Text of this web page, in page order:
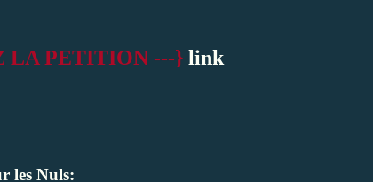
LA PETITION ---} link
les Nuls: